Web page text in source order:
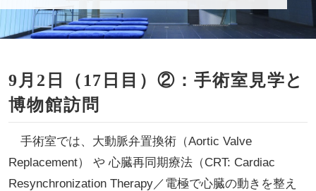
9月2日（17日目）②：手術室見学と
博物館訪問
手術室では、大動脈弁置換術（Aortic Valve
Replacement） や 心臓再同期療法（CRT: Cardiac
Resynchronization Therapy／電極で心臓の動きを整え